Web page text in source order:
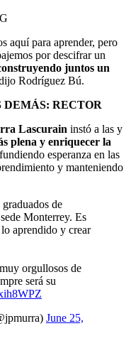
aquí para aprender, pero
por descifrar un
juntos un
Rodríguez Bú.
RECTOR
Lascurain instó a las y
plena y enriquecer la
esperanza en las
y manteniendo
de
sede Monterrey. Es
aprendido y crear
orgullosos de
será su
June 25,